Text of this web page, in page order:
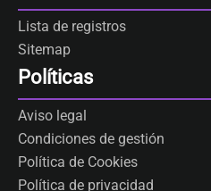
Lista de registros
Sitemap
Políticas
Aviso legal
Condiciones de gestión
Política de Cookies
Política de privacidad